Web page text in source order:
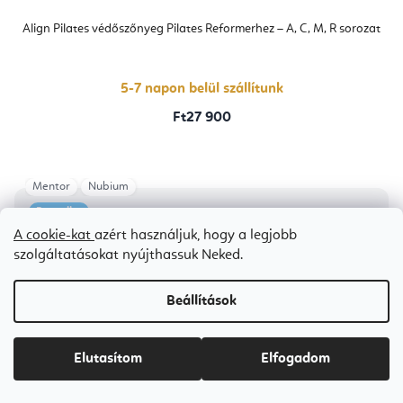
A cookie-kat azért használjuk, hogy a legjobb
szolgáltatásokat nyújthassuk Neked.
Beállítások
Elutasítom Elfogadom
Align Pilates védőszőnyeg Pilates Reformerhez – A, C, M, R sorozat
5-7 napon belül szállítunk
Ft27 900
Mentor Nubium